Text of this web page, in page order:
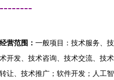
经营范围： 一般项目：技术服务、技
术开发、技术咨询、技术交流、技术
转让、技术推广；软件开发；人工智